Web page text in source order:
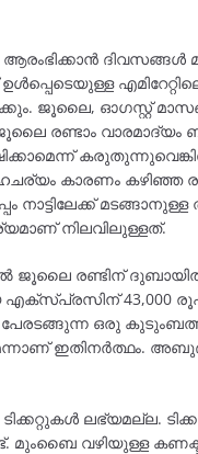
ദിവസങ്ങൾ
ജൂലൈ, ഓഗസ്റ്റ്
രണ്ടാം വാരമാദ്യം
കാരണം കഴിഞ്ഞ
മടങ്ങാനുള്ള
നിലവിലുള്ളത്.
രണ്ടിന് ദുബായിൽ
എക്സ്പ്രസിന് 43,000
ഒരു കുടുംബത്തിന്
ഇതിനർത്ഥം.
ലഭ്യമല്ല.
മുംബൈ വഴിയുള്ള